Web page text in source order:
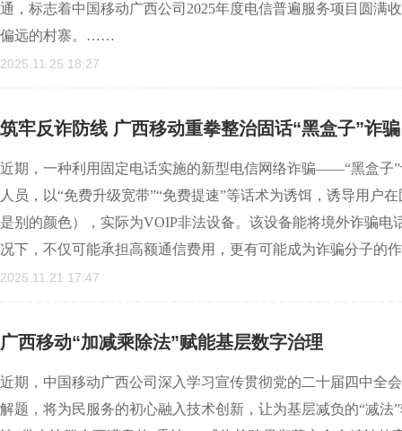
通，标志着中国移动广西公司2025年度电信普遍服务项目圆满
偏远的村寨。……
2025.11.25 18:27
筑牢反诈防线 广西移动重拳整治固话“黑盒子”诈骗
近期，一种利用固定电话实施的新型电信网络诈骗——“黑盒子
人员，以“免费升级宽带”“免费提速”等话术为诱饵，诱导用户
是别的颜色），实际为VOIP非法设备。该设备能将境外诈骗
况下，不仅可能承担高额通信费用，更有可能成为诈骗分子
2025.11.21 17:47
广西移动“加减乘除法”赋能基层数字治理
近期，中国移动广西公司深入学习宣传贯彻党的二十届四中全
解题，将为民服务的初心融入技术创新，让为基层减负的“减法